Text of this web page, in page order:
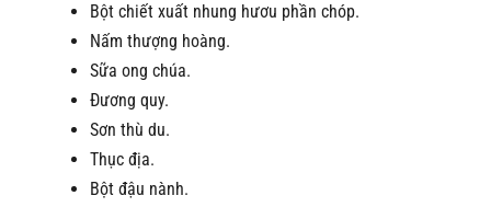
Bột chiết xuất nhung hươu phần chóp.
Nấm thượng hoàng.
Sữa ong chúa.
Đương quy.
Sơn thù du.
Thục địa.
Bột đậu nành.